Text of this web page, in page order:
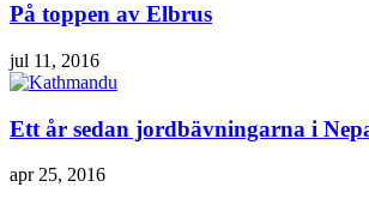
På toppen av Elbrus
jul 11, 2016
Ett år sedan jordbävningarna i
apr 25, 2016